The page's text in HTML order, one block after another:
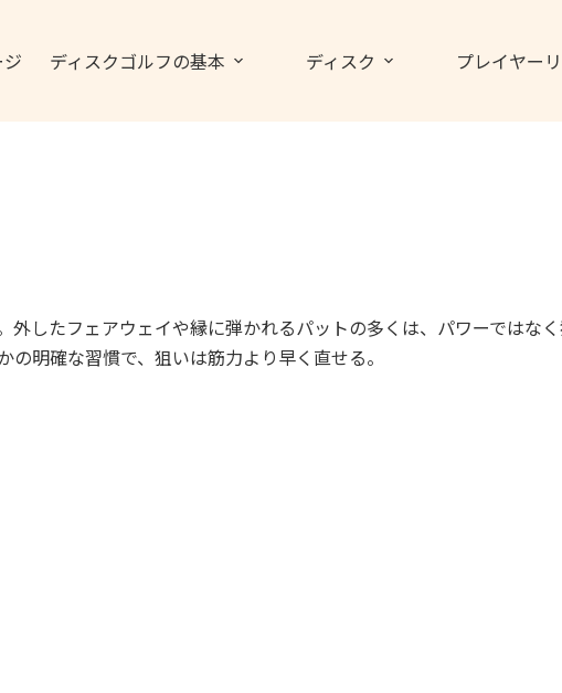
ディスクゴルフの基本 ディスク プレイヤー
したフェアウェイや縁に弾かれるパットの多くは、パワーではな
明確な習慣で、狙いは筋力より早く直せる。